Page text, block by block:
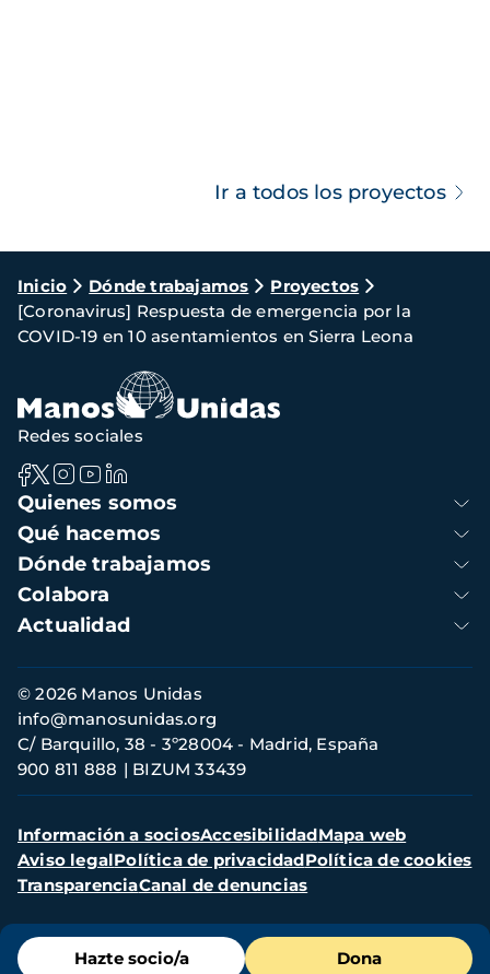
Ir a todos los proyectos
Ruta
de
navegación
Inicio Dónde trabajamos
Proyectos
[Coronavirus] Respuesta de emergencia por la
COVID-19 en 10 asentamientos en Sierra Leona
Menú
de
Hazte socio/a Dona
Navegación
principal
Quienes somos
Qué hacemos
Dónde trabajamos
Colabora
Actualidad
Redes sociales
Información
de
contacto
© 2026 Manos Unidas
C/ Barquillo, 38 - 3º28004 - Madrid, España
900 811 888
BIZUM 33439
info@manosunidas.org
Menú
secundario
Información a sociosAccesibilidadMapa web
Aviso legalPolítica de privacidadPolítica de cookies
TransparenciaCanal de denuncias